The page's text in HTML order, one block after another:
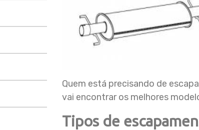
Quem está precisando de
vai encontrar os melhores
Tipos de